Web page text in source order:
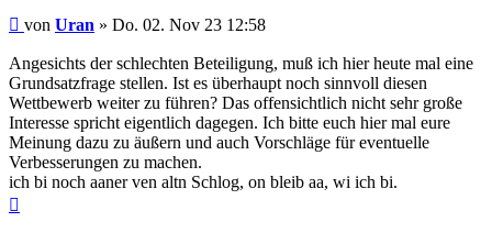
Beitrag
von Uran » Do. 02. Nov 23 12:58
Angesichts der schlechten Beteiligung, muß ich hier heute mal eine
Grundsatzfrage stellen. Ist es überhaupt noch sinnvoll diesen
Wettbewerb weiter zu führen? Das offensichtlich nicht sehr große
Interesse spricht eigentlich dagegen. Ich bitte euch hier mal eure
Meinung dazu zu äußern und auch Vorschläge für eventuelle
Verbesserungen zu machen.
ich bi noch aaner ven altn Schlog, on bleib aa, wi ich bi.